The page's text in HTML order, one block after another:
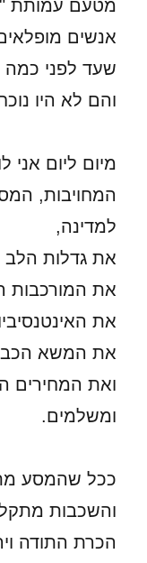
מטעם עמותת
אנשים
שעד לפני כמה
והם לא היו
מיום ליום אני
המחויבות,
למדינה,
את גדלות הלב
את המורכבות
את
את המשא
ואת המחירים
ומשלמים.
ככל שהמסע
והשכבות
הכרת התודה